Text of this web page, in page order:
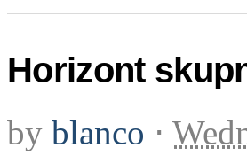
Horizont
by blanco ⋅